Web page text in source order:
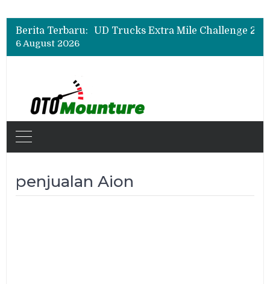
Berita Terbaru:
6 August 2026
penjualan Aion